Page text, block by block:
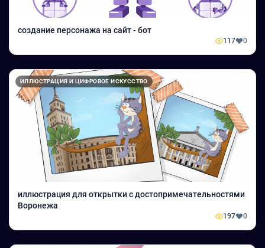
создание персонажа на сайт - бот
117 0
ИЛЛЮСТРАЦИЯ И ЦИФРОВОЕ ИСКУССТВО
иллюстрация для открытки с достопримечательностями
Воронежа
197 0